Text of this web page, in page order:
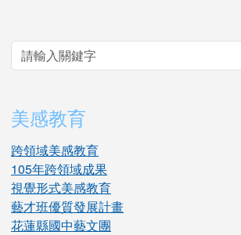
美感教育
跨領域美感教育
105年跨領域成果
視覺形式美感教育
藝才班優質發展計畫
花蓮縣國中藝文團